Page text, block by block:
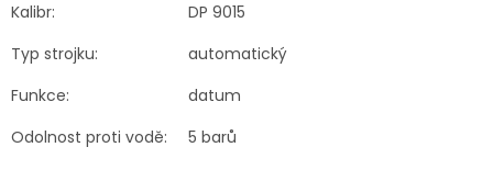
Kalibr:
DP 9015
Typ strojku:
automatický
Funkce:
datum
Odolnost proti vodě:
5 barů